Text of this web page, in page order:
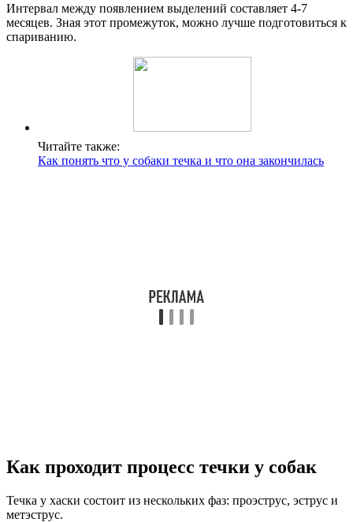
Интервал между появлением выделений составляет 4-7
месяцев. Зная этот промежуток, можно лучше подготовиться к
спариванию.
Читайте также:
Как понять что у собаки течка и что она закончилась
Как проходит процесс течки у собак
Течка у хаски состоит из нескольких фаз: проэструс, эструс и
метэструс.